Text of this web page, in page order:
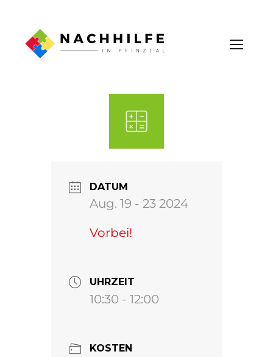
DATUM
Aug. 19 - 23 2024
Vorbei!
UHRZEIT
10:30 - 12:00
KOSTEN